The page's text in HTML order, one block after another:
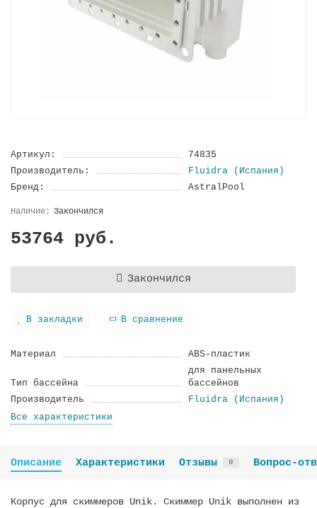
Артикул:
74835
Производитель:
Fluidra (Испания)
Бренд:
AstralPool
Закончился
53764 руб.
Закончился
В закладки В сравнение
Материал ABS-пластик
Тип бассейна
для панельных
бассейнов
Производитель
Fluidra (Испания)
Все характеристики
Описание Характеристики Отзывы 0 Вопрос-
Корпус для скиммеров Unik. Скиммер Unik выполнен из